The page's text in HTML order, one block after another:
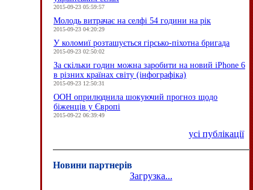
2015-09-23 05:59:57
Молодь витрачає на селфі 54 години на рік
2015-09-23 04:20:29
У коломиї розташується гірсько-піхотна бригада
2015-09-23 02:50:02
За скільки годин можна заробити на новий iPhone 6
в різних країнах світу (інфографіка)
2015-09-23 12:50:31
ООН оприлюднила шокуючий прогноз щодо
біженців у Європі
2015-09-22 06:39:49
усі публікації
Новини партнерів
Загрузка...